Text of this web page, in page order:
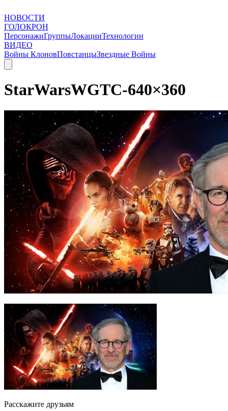
НОВОСТИ
ГОЛОКРОН
ПерсонажиГруппыЛокацииТехнологии
ВИДЕО
Войны КлоновПовстанцыЗвездные Войны
StarWarsWGTC-640×360
Расскажите друзьям